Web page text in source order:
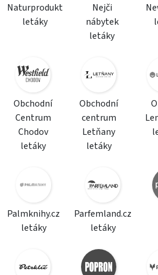
Naturprodukt
letáky
Nejči
nábytek
letáky
Obchodní
Centrum
Chodov
letáky
Obchodní
centrum
Letňany
letáky
Palmknihy.cz
letáky
Parfemland.cz
letáky